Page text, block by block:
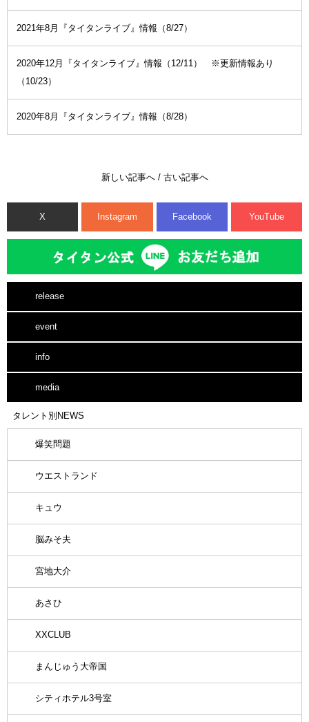
2021年8月『タイタンライブ』情報（8/27）
2020年12月『タイタンライブ』情報（12/11） ※更新情報あり
（10/23）
2020年8月『タイタンライブ』情報（8/28）
新しい記事へ/ 古い記事へ
X Instagram Facebook YouTube
release
event
info
media
タレント別NEWS
爆笑問題
ウエストランド
キュウ
脳みそ夫
宮地大介
あさひ
XXCLUB
まんじゅう大帝国
シティホテル3号室